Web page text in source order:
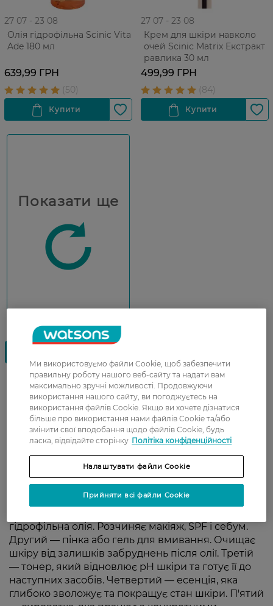
27 07 - 23 08
Олія гідрофільна Scinic Vita
Ade 180 мл
639,99 ГРН
27 07 - 23 08
Крем для шкіри навколо
очей Scinic Matrix Екстракт
равлика 30 мл
499,99 ГРН
Показати ще
Корейська косметика для
обличчя у Watsons
Корейська косметика для обличчя будується на
поетапному догляді, де кожен засіб виконує свою
чітку функцію. Такий підхід відомий як 7 етапів
корейського догляду, які допомагають не просто
очистити шкіру, а підтримувати її зволоженою,
гідрофільна олія. Розчиняє макіяж, SPF і себум.
Другий — пінка або гель для вмивання. Очищає
шкіру від залишків забруднень після олії. Третій
— тонер, який відновлює pH шкіри та готує її до
наступних засобів. Четвертий — есенція, яка
глибоко зволожує та покращує стан шкіри. П'ятий
Ми використовуємо файли Cookie, щоб забезпечити
правильну роботу нашого веб-сайту та надати вам
максимально зручні можливості. Продовжуючи
використання нашого сайту, ви погоджуєтесь на
використання файлів Cookie. Якщо ви хочете дізнатися
більше про використання нами файлів Cookie та/або
змінити свої вподобання щодо файлів Cookie, будь
ласка, відвідайте сторінку Політіка конфіденційності
Налаштувати файли Cookie
Прийняти всі файли Cookie